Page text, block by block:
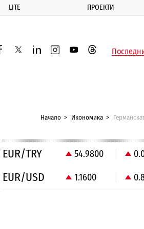
LITE ПРОЕКТИ
twitterlinkedininstagram
youtubethreads
Начало Икономика
EUR/TRY 54.9800
EUR/USD 1.1600